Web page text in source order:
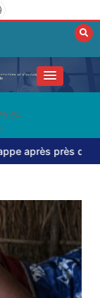
64
de huit mois de